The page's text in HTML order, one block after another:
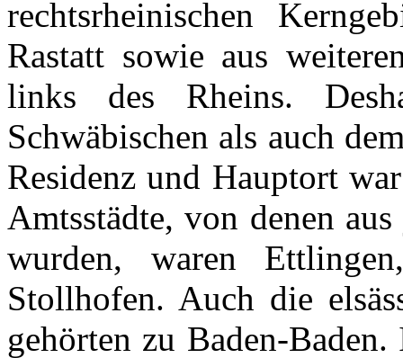
rechtsrheinischen
Rastatt sowie aus
links des Rheins.
Schwäbischen als auch
Residenz und Hauptort
Amtsstädte, von denen aus
wurden, waren Ettlingen
Stollhofen. Auch die
gehörten zu Baden-Baden.